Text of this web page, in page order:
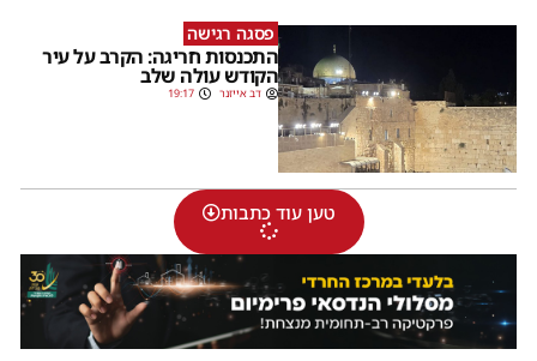
פסגה רגישה
התכנסות חריגה: הקרב על עיר
הקודש עולה שלב
דב אייזנר 19:17
טען עוד כתבות